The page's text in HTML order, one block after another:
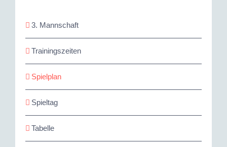
3. Mannschaft
Trainingszeiten
Spielplan
Spieltag
Tabelle